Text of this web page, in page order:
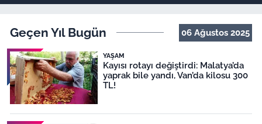
Geçen Yıl Bugün 06 Ağustos 2025
YAŞAM
Kayısı rotayı değiştirdi: Malatya’da
yaprak bile yandı, Van’da kilosu 300
TL!